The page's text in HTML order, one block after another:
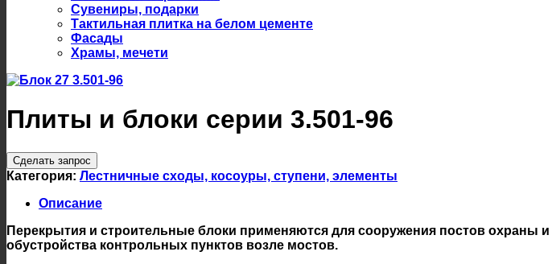
Сувениры, подарки
Тактильная плитка на белом цементе
Фасады
Храмы, мечети
Плиты и блоки серии 3.501-96
Сделать запрос
Категория: Лестничные сходы, косоуры, ступени, элементы
Описание
Перекрытия и строительные блоки применяются для сооружения постов охраны
обустройства контрольных пунктов возле мостов.